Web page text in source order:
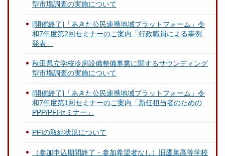
型市場調査の実施について
[開催終了]「あきた公民連携地域プラットフォーム」令
和7年度第2回セミナーのご案内「行政職員による事例
発表」
秋田県立学校冷房設備整備事業に関するサウンディング
型市場調査の実施について
[開催終了]「あきた公民連携地域プラットフォーム」令
和7年度第1回セミナーのご案内「新任担当者のための
PPP/PFIセミナー」
PFIの取組状況について
（参加申込期間終了・参加希望者なし）旧鷹巣高等学校